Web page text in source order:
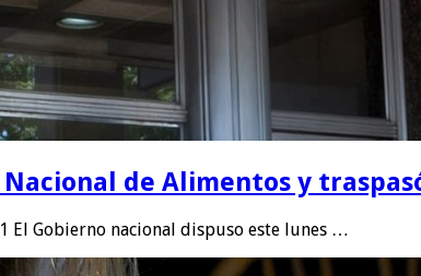
de Alimentos y
El Gobierno nacional dispuso este lunes …